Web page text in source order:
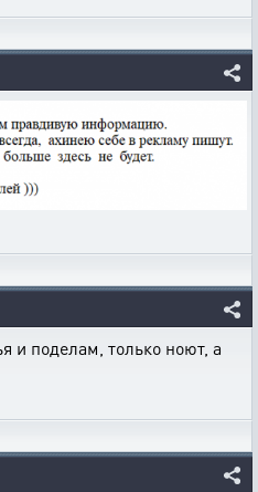
и поделам, только ноют, а